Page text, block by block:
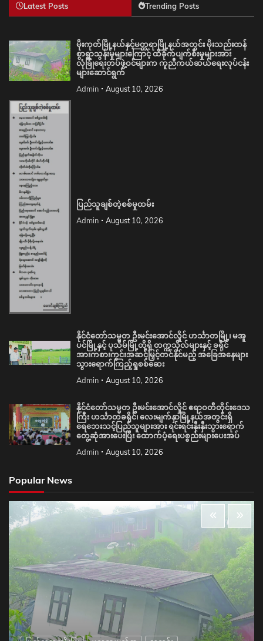
Latest Posts Trending Posts
မိုးကုတ်မြို့နယ်နှင့်မတ္တရာမြို့နယ်အတွင်း မိုးသည်းထန်
စွာရွာသွန်းမှုများကြောင့် ထိခိုက်ပျက်စီးမှုများအား
လုံခြုံရေးတပ်ဖွဲ့ဝင်များက ကူညီကယ်ဆယ်ရေးလုပ်ငန်း
များဆောင်ရွက်
Admin August 10, 2026
ပြည်သူချစ်တဲ့စစ်မှုထမ်း
Admin August 10, 2026
နိုင်ငံတော်သမ္မတ ဦးမင်းအောင်လှိုင် ဟင်္သာတမြို့၊ မအူ
ပင်မြို့နှင့် ပုသိမ်မြို့တို့ရှိ တက္ကသိုလ်များနှင့် ခရိုင်
အားကစားကွင်းအဆင့်မြှင့်တင်နိုင်မည့် အခြေအနေများ
သွားရောက်ကြည့်ရှုစစ်ဆေး
Admin August 10, 2026
နိုင်ငံတော်သမ္မတ ဦးမင်းအောင်လှိုင် ဧရာဝတီတိုင်းဒေသ
ကြီး ဟင်္သာတခရိုင်၊ လေးမျက်နှာမြို့နယ်အတွင်းရှိ
ရေဘေးသင့်ပြည်သူများအား ရင်းရင်းနှီးနှီးသွားရောက်
တွေ့ဆုံအားပေးပြီး ထောက်ပံ့ရေးပစ္စည်းများပေးအပ်
Admin August 10, 2026
Popular News